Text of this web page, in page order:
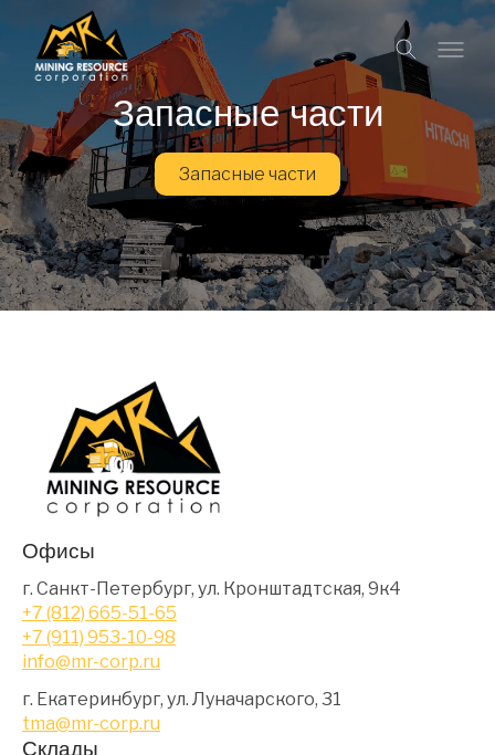
Запасные части
Запасные части
Офисы
г. Санкт-Петербург, ул. Кронштадтская, 9к4
+7 (812) 665-51-65
+7 (911) 953-10-98
info@mr-corp.ru
г. Екатеринбург, ул. Луначарского, 31
tma@mr-corp.ru
Склады